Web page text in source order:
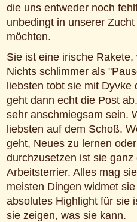
die uns entweder noch
unbedingt in unserer
möchten.
Sie ist eine irische
Nichts schlimmer als
liebsten tobt sie mit
geht dann echt die Post
sehr anschmiegsam sein.
liebsten auf dem Schoß.
geht, Neues zu lernen
durchzusetzen ist sie ganz
Arbeitsterrier. Alles mag
meisten Dingen widmet
absolutes Highlight für sie
sie zeigen, was sie kann.